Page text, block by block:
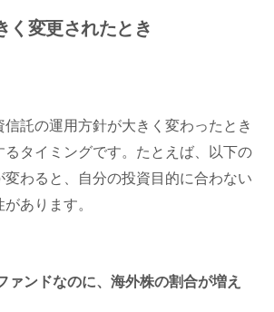
く変更されたとき
託の運用方針が大きく変わったとき
るタイミングです。たとえば、以下の
変わると、自分の投資目的に合わない
あります。
ァンドなのに、海外株の割合が増え